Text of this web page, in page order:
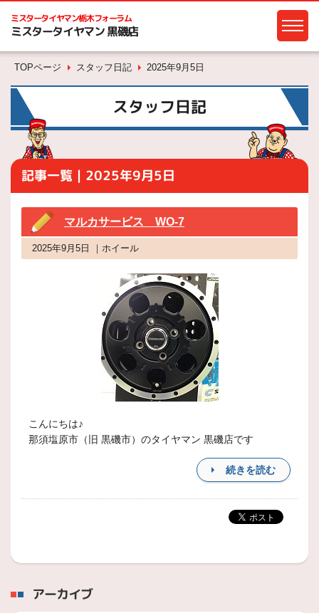
ミスタータイヤマン栃木フォーラム
ミスタータイヤマン 黒磯店
TOPページ スタッフ日記 2025年9月5日
スタッフ日記
記事一覧｜2025年9月5日
マルカサービス WO-7
2025年9月5日 ｜ホイール
こんにちは♪
那須塩原市（旧 黒磯市）のタイヤマン 黒磯店です
続きを読む
アーカイブ